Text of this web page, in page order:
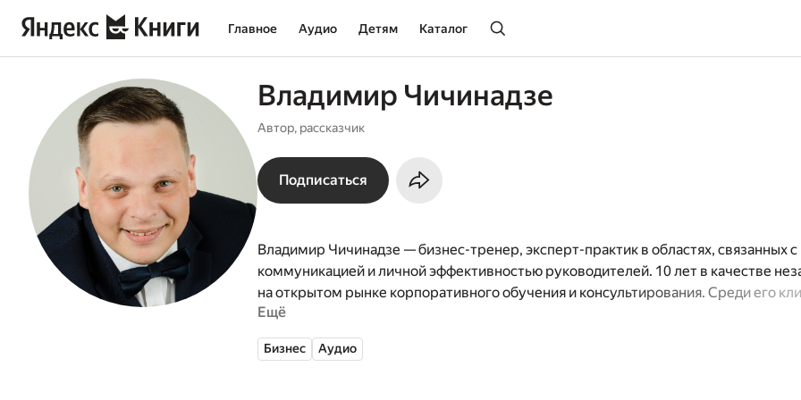
Главное Аудио Детям Каталог
Владимир Чичинадзе
Автор, рассказчик
Подписаться
Владимир Чичинадзе — бизнес-тренер, эксперт-практик в областях, связанных
коммуникацией и личной эффективностью руководителей. 10 лет в качестве
на открытом рынке корпоративного обучения и консультирования. Среди его
крупных российских и международных компаний. 15 лет собственного опыта
руководителя.
Ещё
Бизнес Аудио